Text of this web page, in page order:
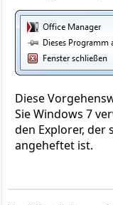
Diese
Sie Windows 7
den Explorer, der
angeheftet ist.